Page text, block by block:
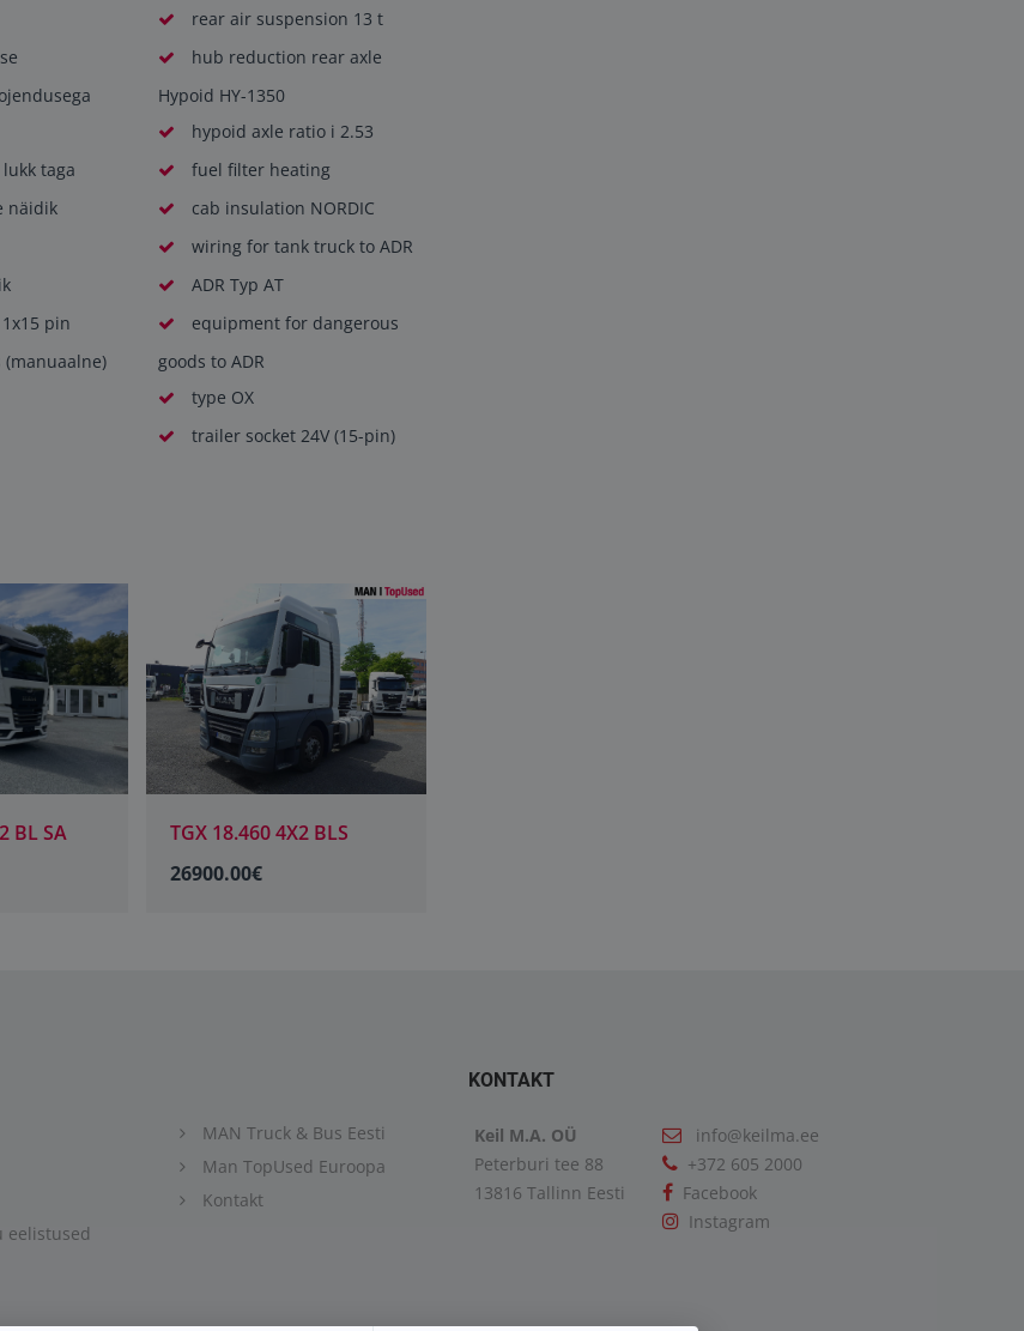
taga
näidik
pin
(manuaalne)
rear air suspension 13 t
hub reduction rear axle
Hypoid HY-1350
hypoid axle ratio i 2.53
fuel filter heating
cab insulation NORDIC
wiring for tank truck to ADR
ADR Typ AT
equipment for dangerous
goods to ADR
type OX
trailer socket 24V (15-pin)
BL SA
TGX 18.460 4X2 BLS
26900.00€
eelistused
MAN Truck & Bus Eesti
Man TopUsed Euroopa
Kontakt
KONTAKT
Keil M.A. OÜ
Peterburi tee 88
13816 Tallinn Eesti
info@keilma.ee
+372 605 2000
Facebook
Instagram